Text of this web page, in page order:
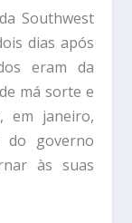
Southwest
dias após
eram da
má sorte e
em janeiro,
do governo
às suas